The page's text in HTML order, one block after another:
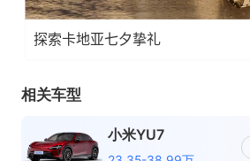
探索卡地亚七夕挚礼